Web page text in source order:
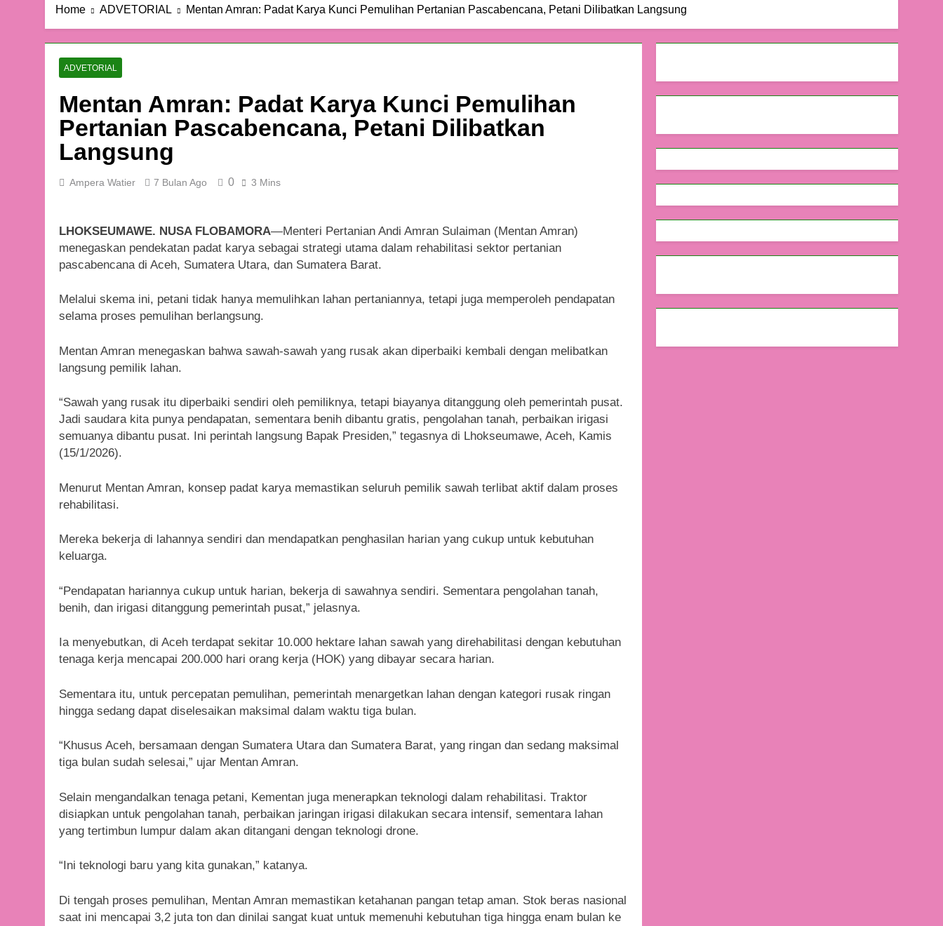
Home ADVETORIAL Mentan Amran: Padat Karya Kunci Pemulihan Pertanian Pascabencana, Petani Dilibatkan Langsung
ADVETORIAL
Mentan Amran: Padat Karya Kunci Pemulihan
Pertanian Pascabencana, Petani Dilibatkan
Langsung
Ampera Watier 7 Bulan Ago 0 3 Mins
LHOKSEUMAWE. NUSA FLOBAMORA—Menteri Pertanian Andi Amran Sulaiman (Mentan Amran)
menegaskan pendekatan padat karya sebagai strategi utama dalam rehabilitasi sektor pertanian
pascabencana di Aceh, Sumatera Utara, dan Sumatera Barat.
Melalui skema ini, petani tidak hanya memulihkan lahan pertaniannya, tetapi juga memperoleh pendapatan
selama proses pemulihan berlangsung.
Mentan Amran menegaskan bahwa sawah-sawah yang rusak akan diperbaiki kembali dengan melibatkan
langsung pemilik lahan.
“Sawah yang rusak itu diperbaiki sendiri oleh pemiliknya, tetapi biayanya ditanggung oleh pemerintah pusat.
Jadi saudara kita punya pendapatan, sementara benih dibantu gratis, pengolahan tanah, perbaikan irigasi
semuanya dibantu pusat. Ini perintah langsung Bapak Presiden,” tegasnya di Lhokseumawe, Aceh, Kamis
(15/1/2026).
Menurut Mentan Amran, konsep padat karya memastikan seluruh pemilik sawah terlibat aktif dalam proses
rehabilitasi.
Mereka bekerja di lahannya sendiri dan mendapatkan penghasilan harian yang cukup untuk kebutuhan
keluarga.
“Pendapatan hariannya cukup untuk harian, bekerja di sawahnya sendiri. Sementara pengolahan tanah,
benih, dan irigasi ditanggung pemerintah pusat,” jelasnya.
Ia menyebutkan, di Aceh terdapat sekitar 10.000 hektare lahan sawah yang direhabilitasi dengan kebutuhan
tenaga kerja mencapai 200.000 hari orang kerja (HOK) yang dibayar secara harian.
Sementara itu, untuk percepatan pemulihan, pemerintah menargetkan lahan dengan kategori rusak ringan
hingga sedang dapat diselesaikan maksimal dalam waktu tiga bulan.
“Khusus Aceh, bersamaan dengan Sumatera Utara dan Sumatera Barat, yang ringan dan sedang maksimal
tiga bulan sudah selesai,” ujar Mentan Amran.
Selain mengandalkan tenaga petani, Kementan juga menerapkan teknologi dalam rehabilitasi. Traktor
disiapkan untuk pengolahan tanah, perbaikan jaringan irigasi dilakukan secara intensif, sementara lahan
yang tertimbun lumpur dalam akan ditangani dengan teknologi drone.
“Ini teknologi baru yang kita gunakan,” katanya.
Di tengah proses pemulihan, Mentan Amran memastikan ketahanan pangan tetap aman. Stok beras nasional
saat ini mencapai 3,2 juta ton dan dinilai sangat kuat untuk memenuhi kebutuhan tiga hingga enam bulan ke